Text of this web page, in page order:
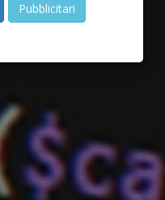
Pubblicitari